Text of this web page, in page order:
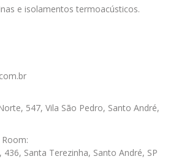
e isolamentos termoacústicos.
547, Vila São Pedro, Santo André,
436, Santa Terezinha, Santo André, SP